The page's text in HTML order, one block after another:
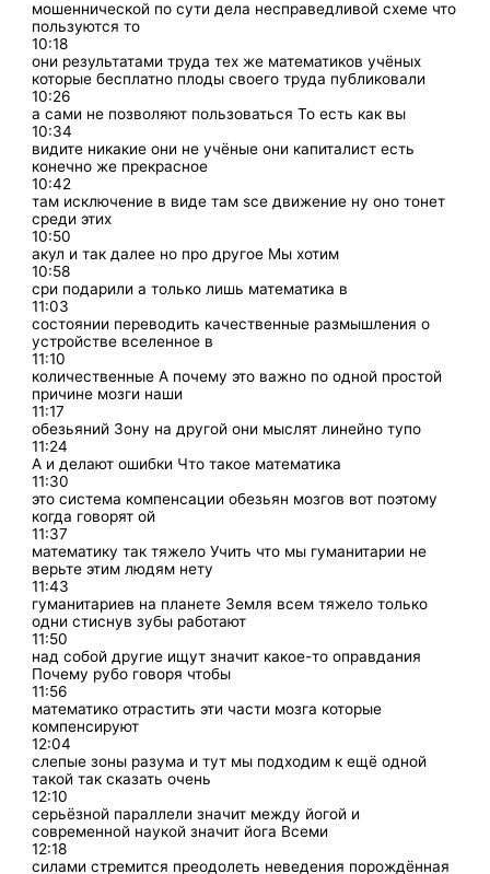
мошеннической по сути дела несправедливой схеме что
пользуются то
10:18
они результатами труда тех же математиков учёных
которые бесплатно плоды своего труда публиковали
10:26
а сами не позволяют пользоваться То есть как вы
10:34
видите никакие они не учёные они капиталист есть
конечно же прекрасное
10:42
там исключение в виде там sce движение ну оно тонет
среди этих
10:50
акул и так далее но про другое Мы хотим
10:58
сри подарили а только лишь математика в
11:03
состоянии переводить качественные размышления о
устройстве вселенное в
11:10
количественные А почему это важно по одной простой
причине мозги наши
11:17
обезьяний Зону на другой они мыслят линейно тупо
11:24
А и делают ошибки Что такое математика
11:30
это система компенсации обезьян мозгов вот поэтому
когда говорят ой
11:37
математику так тяжело Учить что мы гуманитарии не
верьте этим людям нету
11:43
гуманитариев на планете Земля всем тяжело только
одни стиснув зубы работают
11:50
над собой другие ищут значит какое-то оправдания
Почему рубо говоря чтобы
11:56
математико отрастить эти части мозга которые
компенсируют
12:04
слепые зоны разума и тут мы подходим к ещё одной
такой так сказать очень
12:10
серьёзной параллели значит между йогой и
современной наукой значит йога Всеми
12:18
силами стремится преодолеть неведения порождённая